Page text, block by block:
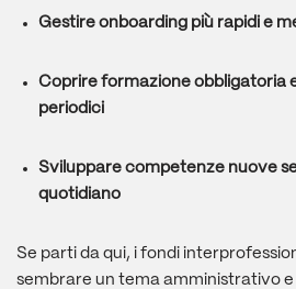
Gestire onboarding più rapidi e
Coprire formazione obbligatoria
periodici
Sviluppare competenze nuove
quotidiano
Se parti da qui, i fondi
sembrare un tema amministrativo